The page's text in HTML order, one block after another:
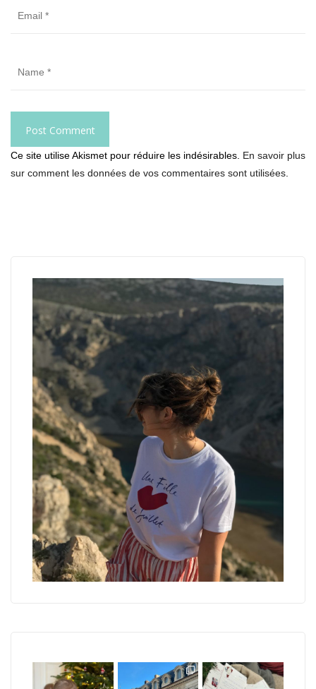
Ce site utilise Akismet pour réduire les indésirables. En savoir plus
sur comment les données de vos commentaires sont utilisées